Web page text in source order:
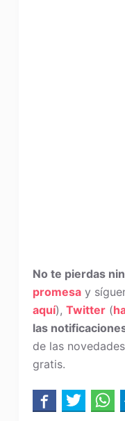
No te pierdas
promesay
aquí), Twitter(
las
de las
gratis.